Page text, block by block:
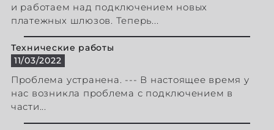
и работаем над подключением новых
платежных шлюзов. Теперь...
Технические работы
11/03/2022
Проблема устранена. --- В настоящее время у
нас возникла проблема с подключением в
части...